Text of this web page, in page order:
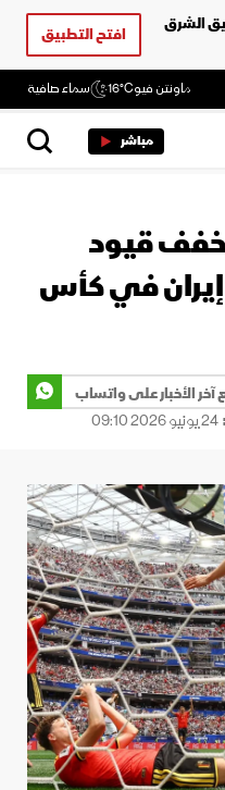
الشرق
افتح التطبيق
ماونتن فيو16°C سماء صافية
مباشر
قيود
في كأس
آخر الأخبار على واتساب
24 يونيو 2026 09:10